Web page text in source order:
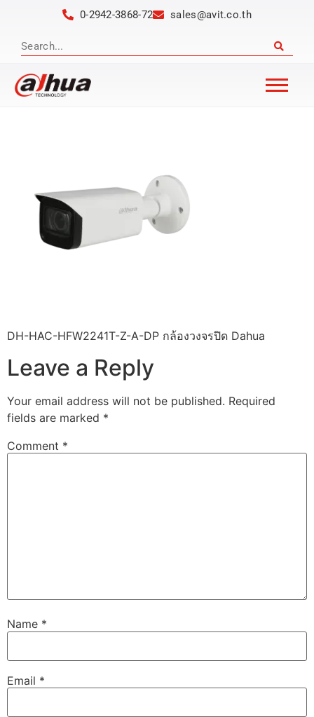
0-2942-3868-72 sales@avit.co.th
DH-HAC-HFW2241T-Z-A-DP กล้องวงจรปิด Dahua
Leave a Reply
Your email address will not be published. Required
fields are marked *
Comment *
Name *
Email *